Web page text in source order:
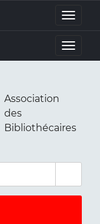
Toggle
Toggle
Association
des
Bibliothécaires